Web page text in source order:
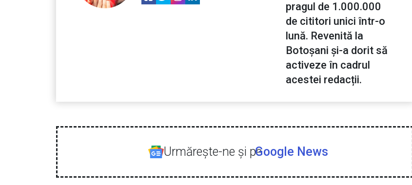
pragul de 1.000.000
de cititori unici într-o
lună. Revenită la
Botoșani și-a dorit să
activeze în cadrul
acestei redacții.
Urmăreşte-ne şi peGoogle News